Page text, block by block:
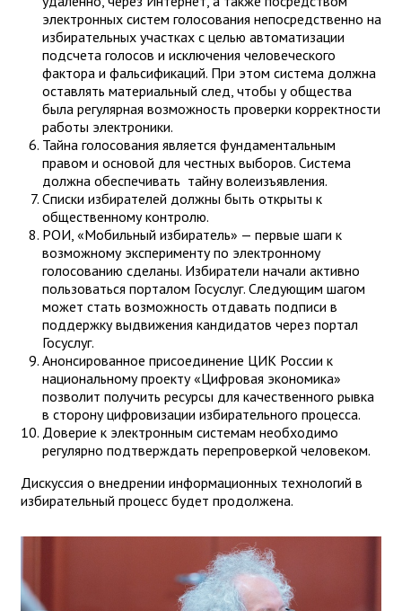
электронных систем голосования непосредственно на
избирательных участках с целью автоматизации
подсчета голосов и исключения человеческого
фактора и фальсификаций. При этом система должна
оставлять материальный след, чтобы у общества
была регулярная возможность проверки корректности
работы электроники.
Тайна голосования является фундаментальным
правом и основой для честных выборов. Система
должна обеспечивать тайну волеизъявления.
Списки избирателей должны быть открыты к
общественному контролю.
РОИ, «Мобильный избиратель» — первые шаги к
возможному эксперименту по электронному
голосованию сделаны. Избиратели начали активно
пользоваться порталом Госуслуг. Следующим шагом
может стать возможность отдавать подписи в
поддержку выдвижения кандидатов через портал
Госуслуг.
Анонсированное присоединение ЦИК России к
национальному проекту «Цифровая экономика»
позволит получить ресурсы для качественного рывка
в сторону цифровизации избирательного процесса.
Доверие к электронным системам необходимо
регулярно подтверждать перепроверкой человеком.
Дискуссия о внедрении информационных технологий в
избирательный процесс будет продолжена.